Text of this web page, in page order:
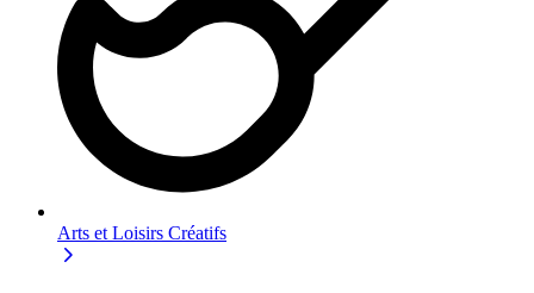
Arts et Loisirs Créatifs